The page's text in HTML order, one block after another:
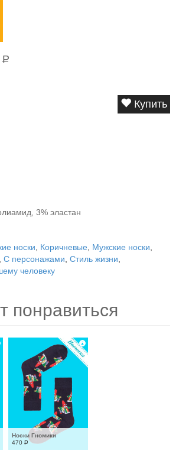
Р
Купить
3% эластан
носки Коричневые Мужские носки
С персонажами Стиль жизни
человеку
понравиться
Носки Гномики
470 Р